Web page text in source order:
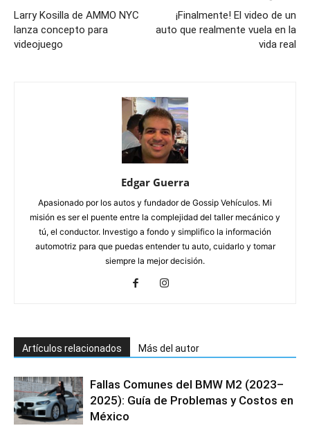
Larry Kosilla de AMMO NYC
lanza concepto para
videojuego
¡Finalmente! El video de un
auto que realmente vuela en la
vida real
Edgar Guerra
Apasionado por los autos y fundador de Gossip Vehículos. Mi
misión es ser el puente entre la complejidad del taller mecánico y
tú, el conductor. Investigo a fondo y simplifico la información
automotriz para que puedas entender tu auto, cuidarlo y tomar
siempre la mejor decisión.
Artículos relacionados Más del autor
Fallas Comunes del BMW M2 (2023–
2025): Guía de Problemas y Costos en
México